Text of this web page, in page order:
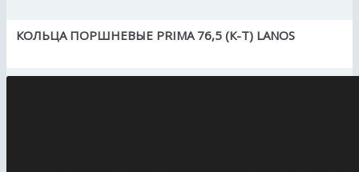
КОЛЬЦА ПОРШНЕВЫЕ PRIMA 76,5 (К-Т) LANOS